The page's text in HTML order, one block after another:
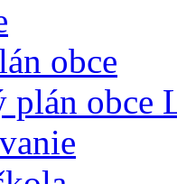
obce
plán obce